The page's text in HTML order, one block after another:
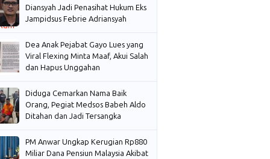
Diansyah Jadi Penasihat Hukum Eks
Jampidsus Febrie Adriansyah
Dea Anak Pejabat Gayo Lues yang
Viral Flexing Minta Maaf, Akui Salah
dan Hapus Unggahan
Diduga Cemarkan Nama Baik
Orang, Pegiat Medsos Babeh Aldo
Ditahan dan Jadi Tersangka
PM Anwar Ungkap Kerugian Rp880
Miliar Dana Pensiun Malaysia Akibat